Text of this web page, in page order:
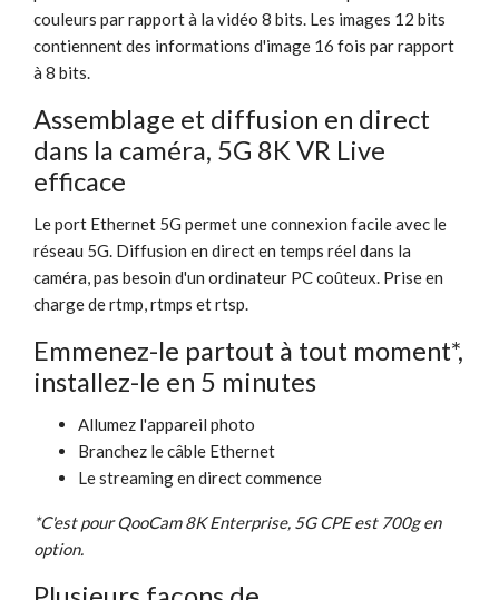
couleurs par rapport à la vidéo 8 bits. Les images 12 bits
contiennent des informations d'image 16 fois par rapport
à 8 bits.
Assemblage et diffusion en direct
dans la caméra, 5G 8K VR Live
efficace
Le port Ethernet 5G permet une connexion facile avec le
réseau 5G. Diffusion en direct en temps réel dans la
caméra, pas besoin d'un ordinateur PC coûteux. Prise en
charge de rtmp, rtmps et rtsp.
Emmenez-le partout à tout moment*,
installez-le en 5 minutes
Allumez l'appareil photo
Branchez le câble Ethernet
Le streaming en direct commence
*C'est pour QooCam 8K Enterprise, 5G CPE est 700g en
option.